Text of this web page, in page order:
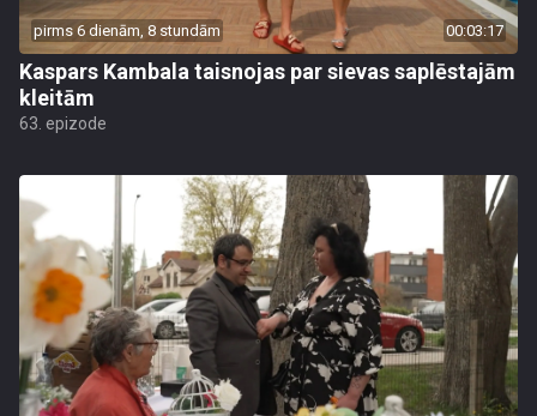
pirms 6 dienām, 8 stundām 00:03:17
Kaspars Kambala taisnojas par sievas saplēstajām
kleitām
63. epizode